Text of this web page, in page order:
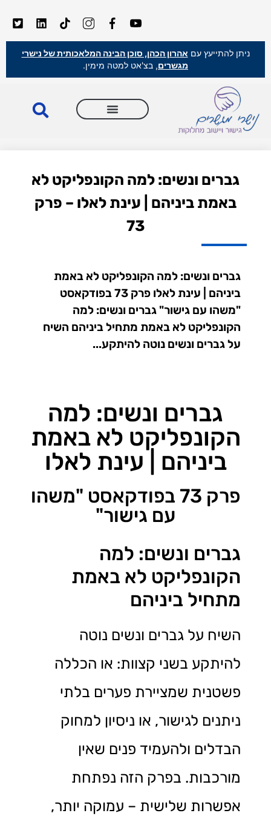
ניתן להתייעץ עם אהרון הכהן, סוכן הבינה המלאכותית של נישרי
מגשרים, בצ'אט למטה מימין.
גברים ונשים: למה הקונפליקט לא
באמת ביניהם | עינת לאלו – פרק
73
גברים ונשים: למה הקונפליקט לא באמת
ביניהם | עינת לאלו פרק 73 בפודקאסט
"משהו עם גישור" גברים ונשים: למה
הקונפליקט לא באמת מתחיל ביניהם השיח
על גברים ונשים נוטה להיתקע...
גברים ונשים: למה
הקונפליקט לא באמת
ביניהם | עינת לאלו
פרק 73 בפודקאסט "משהו
עם גישור"
גברים ונשים: למה
הקונפליקט לא באמת
מתחיל ביניהם
השיח על גברים ונשים נוטה
להיתקע בשני קצוות: או הכללה
פשטנית שמציירת פערים בלתי
ניתנים לגישור, או ניסיון למחוק
הבדלים ולהעמיד פנים שאין
מורכבות. בפרק הזה נפתחת
אפשרות שלישית – עמוקה יותר,